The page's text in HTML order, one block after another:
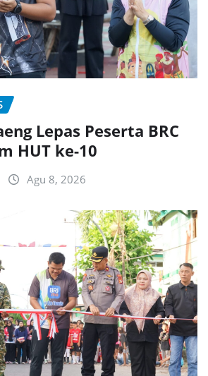
Lepas Peserta BRC
HUT ke-10
Agu 8, 2026